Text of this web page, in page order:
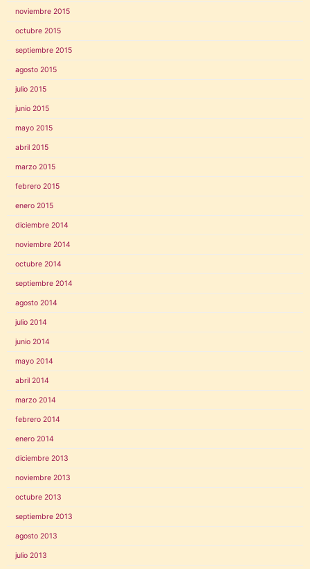
noviembre 2015
octubre 2015
septiembre 2015
agosto 2015
julio 2015
junio 2015
mayo 2015
abril 2015
marzo 2015
febrero 2015
enero 2015
diciembre 2014
noviembre 2014
octubre 2014
septiembre 2014
agosto 2014
julio 2014
junio 2014
mayo 2014
abril 2014
marzo 2014
febrero 2014
enero 2014
diciembre 2013
noviembre 2013
octubre 2013
septiembre 2013
agosto 2013
julio 2013